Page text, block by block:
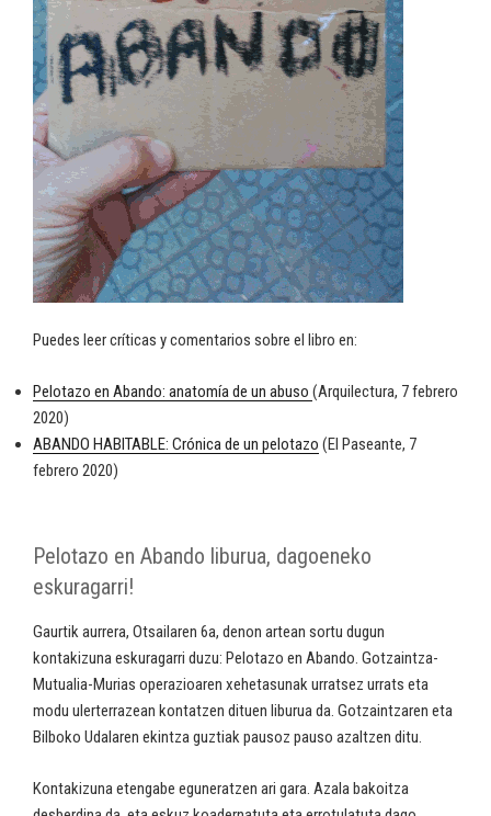
Puedes leer críticas y comentarios sobre el libro en:
Pelotazo en Abando: anatomía de un abuso (Arquilectura, 7 febrero
2020)
ABANDO HABITABLE: Crónica de un pelotazo (El Paseante, 7
febrero 2020)
Pelotazo en Abando liburua, dagoeneko
eskuragarri!
Gaurtik aurrera, Otsailaren 6a, denon artean sortu dugun
kontakizuna eskuragarri duzu: Pelotazo en Abando. Gotzaintza-
Mutualia-Murias operazioaren xehetasunak urratsez urrats eta
modu ulerterrazean kontatzen dituen liburua da. Gotzaintzaren eta
Bilboko Udalaren ekintza guztiak pausoz pauso azaltzen ditu.
Kontakizuna etengabe eguneratzen ari gara. Azala bakoitza